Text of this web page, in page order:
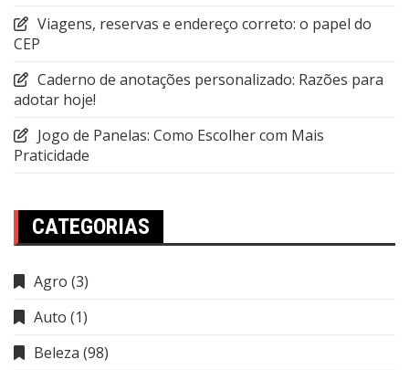
Viagens, reservas e endereço correto: o papel do
CEP
Caderno de anotações personalizado: Razões para
adotar hoje!
Jogo de Panelas: Como Escolher com Mais
Praticidade
CATEGORIAS
Agro (3)
Auto (1)
Beleza (98)